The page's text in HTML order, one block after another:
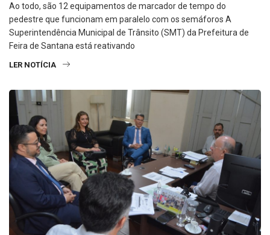
Ao todo, são 12 equipamentos de marcador de tempo do
pedestre que funcionam em paralelo com os semáforos A
Superintendência Municipal de Trânsito (SMT) da Prefeitura de
Feira de Santana está reativando
LER NOTÍCIA